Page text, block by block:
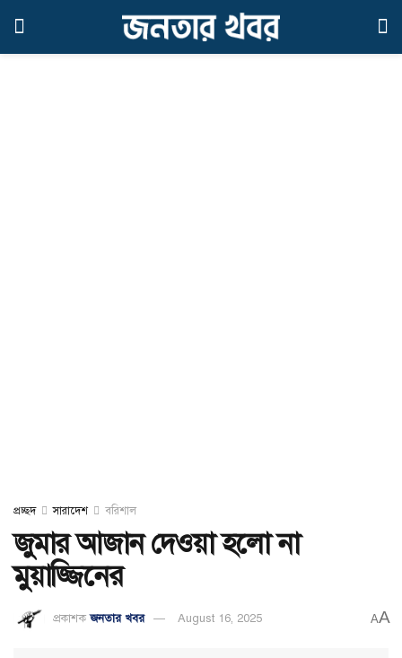
প্রচ্ছদ সারাদেশ বরিশাল
জুমার আজান দেওয়া হলো না
মুয়াজ্জিনের
প্রকাশক জনতার খবর August 16, 2025 AA